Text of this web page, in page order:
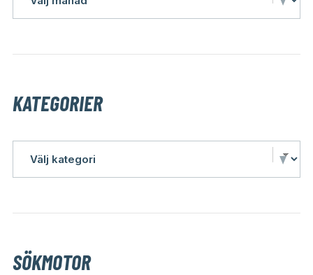
KATEGORIER
SÖKMOTOR